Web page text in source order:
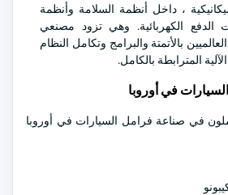
، داخل أنظمة السلامة وأنظمة
الدفع الكهربائية. وهي تزود مصنعي
بالأتمتة والبرامج وتكامل النظام
المترابطة بالكامل.
في أوروبا
في صناعة فرامل السيارات في أوروبا